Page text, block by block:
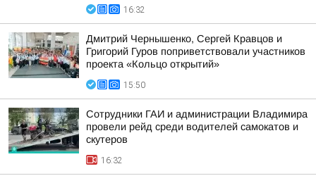
16:32
Дмитрий Чернышенко, Сергей Кравцов и
Григорий Гуров поприветствовали участников
проекта «Кольцо открытий»
15:50
Сотрудники ГАИ и администрации Владимира
провели рейд среди водителей самокатов и
скутеров
16:32